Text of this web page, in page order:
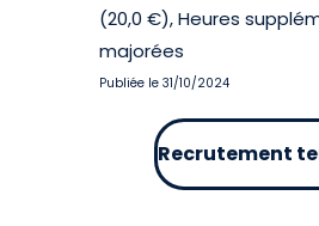
(20,0 €), Heures
majorées
Publiée le 31/10/2024
Recrutement